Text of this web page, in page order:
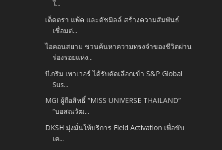
ใ...
เต็ดตรา แพ้ค และดัชมิลล์ สร้างความสัมพันธ์
เชื่อมต่...
ไอคอนสยาม ชวนค้นหาความทรงจำของชีวิตผ่าน
ร่องรอยแห่ง...
บี.กริม เพาเวอร์ ได้รับคัดเลือกเข้า S&P Global
Sus...
MGI ผู้ถือสิทธิ์ “MISS UNIVERSE THAILAND”
“บอสณวัฒ...
DKSH มุ่งมั่นให้บริการ Field Activation เพื่อขับ
เค...